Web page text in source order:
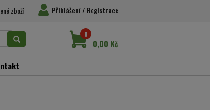
zboží Přihlášení/ Registrace
0
0,00 Kč